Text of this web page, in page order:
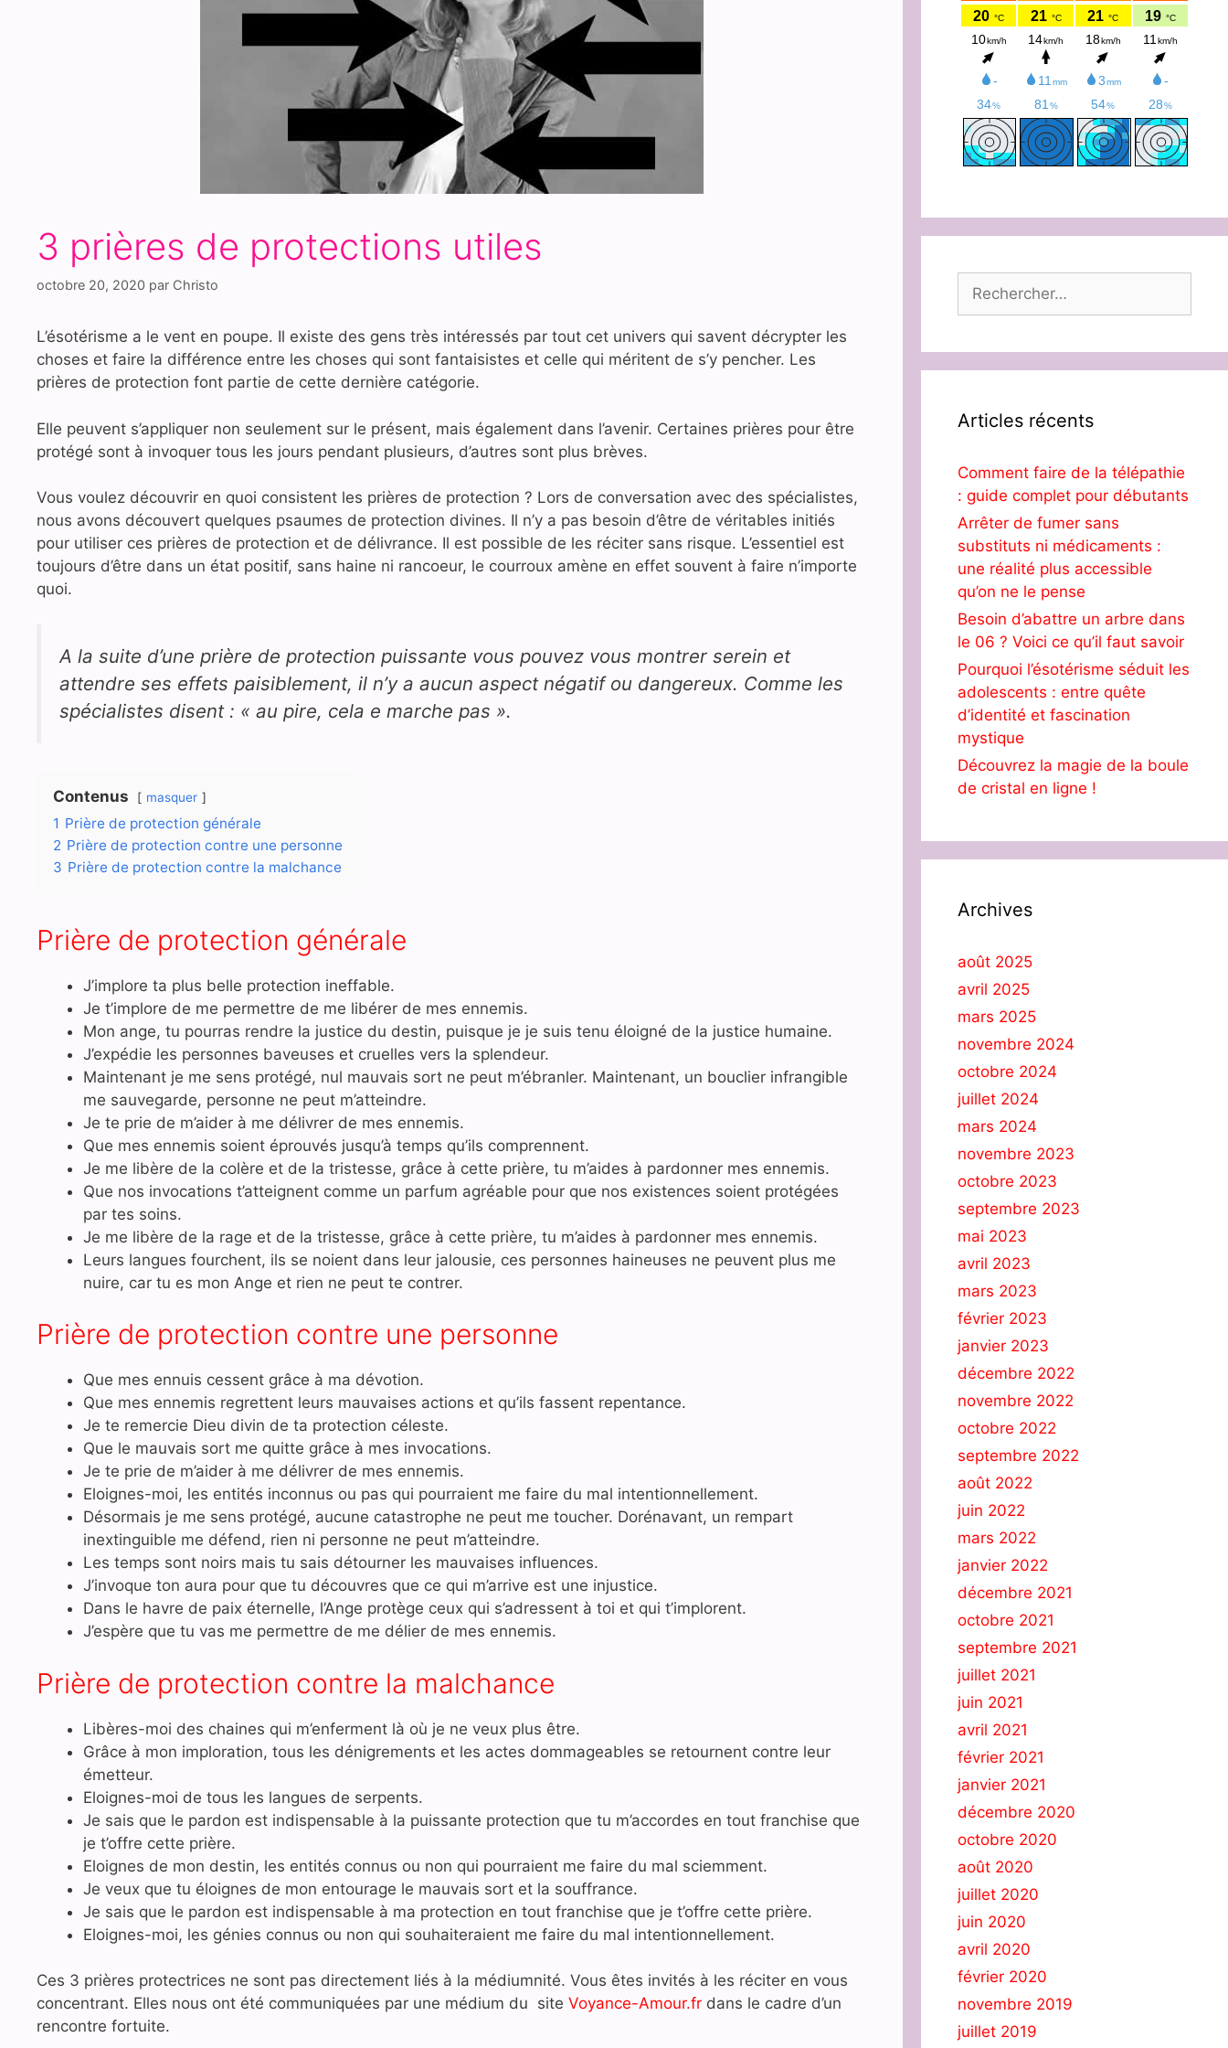
3 prières de protections utiles
octobre 20, 2020 par Christo
L’ésotérisme a le vent en poupe. Il existe des gens très intéressés par tout cet univers qui savent décrypter les
choses et faire la différence entre les choses qui sont fantaisistes et celle qui méritent de s’y pencher. Les
prières de protection font partie de cette dernière catégorie.
Elle peuvent s’appliquer non seulement sur le présent, mais également dans l’avenir. Certaines prières pour être
protégé sont à invoquer tous les jours pendant plusieurs, d’autres sont plus brèves.
Vous voulez découvrir en quoi consistent les prières de protection ? Lors de conversation avec des spécialistes,
nous avons découvert quelques psaumes de protection divines. Il n’y a pas besoin d’être de véritables initiés
pour utiliser ces prières de protection et de délivrance. Il est possible de les réciter sans risque. L’essentiel est
toujours d’être dans un état positif, sans haine ni rancoeur, le courroux amène en effet souvent à faire n’importe
quoi.
A la suite d’une prière de protection puissante vous pouvez vous montrer serein et
attendre ses effets paisiblement, il n’y a aucun aspect négatif ou dangereux. Comme les
spécialistes disent : « au pire, cela e marche pas ».
Contenus masquer
1 Prière de protection générale
2 Prière de protection contre une personne
3 Prière de protection contre la malchance
Prière de protection générale
J’implore ta plus belle protection ineffable.
Je t’implore de me permettre de me libérer de mes ennemis.
Mon ange, tu pourras rendre la justice du destin, puisque je je suis tenu éloigné de la justice humaine.
J’expédie les personnes baveuses et cruelles vers la splendeur.
Maintenant je me sens protégé, nul mauvais sort ne peut m’ébranler. Maintenant, un bouclier infrangible
me sauvegarde, personne ne peut m’atteindre.
Je te prie de m’aider à me délivrer de mes ennemis.
Que mes ennemis soient éprouvés jusqu’à temps qu’ils comprennent.
Je me libère de la colère et de la tristesse, grâce à cette prière, tu m’aides à pardonner mes ennemis.
Que nos invocations t’atteignent comme un parfum agréable pour que nos existences soient protégées
par tes soins.
Je me libère de la rage et de la tristesse, grâce à cette prière, tu m’aides à pardonner mes ennemis.
Leurs langues fourchent, ils se noient dans leur jalousie, ces personnes haineuses ne peuvent plus me
nuire, car tu es mon Ange et rien ne peut te contrer.
Prière de protection contre une personne
Que mes ennuis cessent grâce à ma dévotion.
Que mes ennemis regrettent leurs mauvaises actions et qu’ils fassent repentance.
Je te remercie Dieu divin de ta protection céleste.
Que le mauvais sort me quitte grâce à mes invocations.
Je te prie de m’aider à me délivrer de mes ennemis.
Eloignes-moi, les entités inconnus ou pas qui pourraient me faire du mal intentionnellement.
Désormais je me sens protégé, aucune catastrophe ne peut me toucher. Dorénavant, un rempart
inextinguible me défend, rien ni personne ne peut m’atteindre.
Les temps sont noirs mais tu sais détourner les mauvaises influences.
J’invoque ton aura pour que tu découvres que ce qui m’arrive est une injustice.
Dans le havre de paix éternelle, l’Ange protège ceux qui s’adressent à toi et qui t’implorent.
J’espère que tu vas me permettre de me délier de mes ennemis.
Prière de protection contre la malchance
Libères-moi des chaines qui m’enferment là où je ne veux plus être.
Grâce à mon imploration, tous les dénigrements et les actes dommageables se retournent contre leur
émetteur.
Eloignes-moi de tous les langues de serpents.
Je sais que le pardon est indispensable à la puissante protection que tu m’accordes en tout franchise que
je t’offre cette prière.
Eloignes de mon destin, les entités connus ou non qui pourraient me faire du mal sciemment.
Je veux que tu éloignes de mon entourage le mauvais sort et la souffrance.
Je sais que le pardon est indispensable à ma protection en tout franchise que je t’offre cette prière.
Eloignes-moi, les génies connus ou non qui souhaiteraient me faire du mal intentionnellement.
Ces 3 prières protectrices ne sont pas directement liés à la médiumnité. Vous êtes invités à les réciter en vous
concentrant. Elles nous ont été communiquées par une médium du site Voyance-Amour.fr dans le cadre d’un
rencontre fortuite.
Rechercher :
Articles récents
Comment faire de la télépathie
: guide complet pour débutants
Arrêter de fumer sans
substituts ni médicaments :
une réalité plus accessible
qu’on ne le pense
Besoin d’abattre un arbre dans
le 06 ? Voici ce qu’il faut savoir
Pourquoi l’ésotérisme séduit les
adolescents : entre quête
d’identité et fascination
mystique
Découvrez la magie de la boule
de cristal en ligne !
Archives
août 2025
avril 2025
mars 2025
novembre 2024
octobre 2024
juillet 2024
mars 2024
novembre 2023
octobre 2023
septembre 2023
mai 2023
avril 2023
mars 2023
février 2023
janvier 2023
décembre 2022
novembre 2022
octobre 2022
septembre 2022
août 2022
juin 2022
mars 2022
janvier 2022
décembre 2021
octobre 2021
septembre 2021
juillet 2021
juin 2021
avril 2021
février 2021
janvier 2021
décembre 2020
octobre 2020
août 2020
juillet 2020
juin 2020
avril 2020
février 2020
novembre 2019
juillet 2019